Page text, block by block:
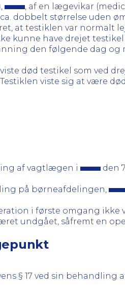
, af en lægevikar
dobbelt størrelse uden
at testiklen var normalt
kunne have drejet
den følgende dag og
død testikel som ved
viste sig at være
af vagtlægen i den
på børneafdelingen,
i første omgang ikke
undgået, såfremt en
§ 17 ved sin behandling